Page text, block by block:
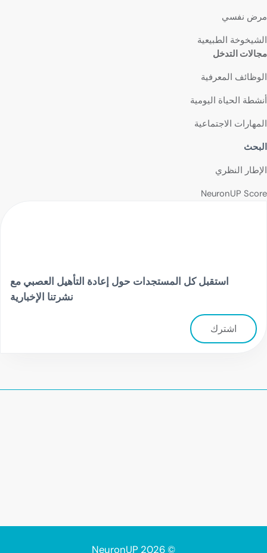
مرض نفسي
الشيخوخة الطبيعية
مجالات التدخل
الوظائف المعرفية
أنشطة الحياة اليومية
المهارات الاجتماعية
البحث
الإطار النظري
NeuronUP Score
استقبل كل المستجدات حول إعادة التأهيل العصبي مع
نشرتنا الإخبارية
اشترك
© 2026 NeuronUP